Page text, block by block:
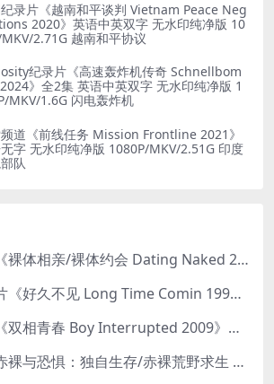
录片《越南和平谈判 Vietnam Peace Neg
2020》英语中英双字 无水印纯净版 10
2.71G 越南和平协议
纪录片《高速轰炸机传奇 Schnellbom
》全2集 英语中英双字 无水印纯净版 1
MKV/1.6G 闪电轰炸机
道《前线任务 Mission Frontline 2021》
字 无水印纯净版 1080P/MKV/2.51G 印度
队
美国纪录片《裸体相亲/裸体约会 Dating Naked 2014-2016》第1-3季全33集 英语中英双字 无水印纯净版 1080P/MKV/85.6G 裸体相亲真人秀
加拿大纪录片《好久不见 Long Time Comin 1993》英语中英双字 官方纯净版 1080P/MKV/1G 女同性艺术家
美国纪录片《双相青春 Boy Interrupted 2009》英语中英双字 官方纯净版 1080P/MKV/1.43G 青少年躁郁症
探索频道《赤裸与恐惧：独自生存/赤裸荒野求生 Naked and Afraid: Solo 2023》第一季全8集 英语中英双字 官方纯净版 高码1080P/MKV/45.4G